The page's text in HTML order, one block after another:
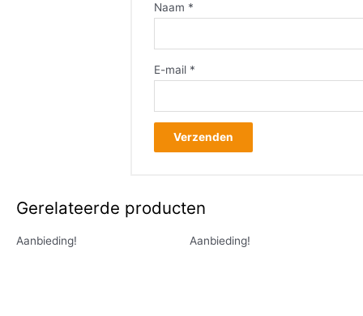
Naam *
E-mail *
Gerelateerde producten
Aanbieding! Aanbieding!